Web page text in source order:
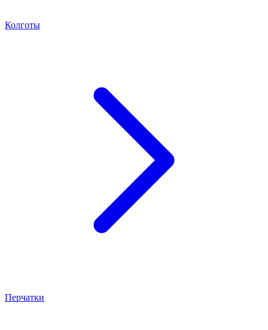
Колготы
Перчатки